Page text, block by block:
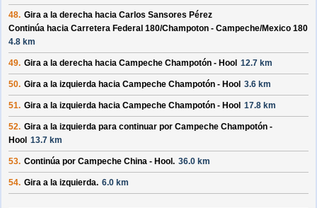
48. Gira a la derecha hacia Carlos Sansores Pérez
Continúa hacia Carretera Federal 180/Champoton - Campeche/Mexico 180
4.8 km
49. Gira a la derecha hacia Campeche Champotón - Hool 12.7 km
50. Gira a la izquierda hacia Campeche Champotón - Hool 3.6 km
51. Gira a la izquierda hacia Campeche Champotón - Hool 17.8 km
52. Gira a la izquierda para continuar por Campeche Champotón -
Hool 13.7 km
53. Continúa por Campeche China - Hool . 36.0 km
54. Gira a la izquierda. 6.0 km